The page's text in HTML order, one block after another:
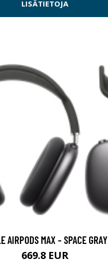
LISÄTIETOJA
AIRPODS MAX - SPACE GRAY
669.8 EUR